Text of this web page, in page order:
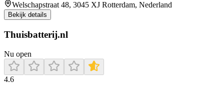
Welschapstraat 48, 3045 XJ Rotterdam, Nederland
Bekijk details
Thuisbatterij.nl
Nu open
4.6